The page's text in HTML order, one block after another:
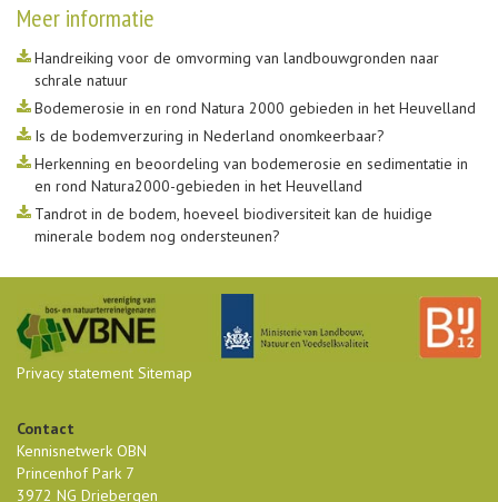
Meer informatie
Handreiking voor de omvorming van landbouwgronden naar
schrale natuur
Bodemerosie in en rond Natura 2000 gebieden in het Heuvelland
Is de bodemverzuring in Nederland onomkeerbaar?
Herkenning en beoordeling van bodemerosie en sedimentatie in
en rond Natura2000-gebieden in het Heuvelland
Tandrot in de bodem, hoeveel biodiversiteit kan de huidige
minerale bodem nog ondersteunen?
Privacy statement Sitemap
Contact
Kennisnetwerk OBN
Princenhof Park 7
3972 NG Driebergen